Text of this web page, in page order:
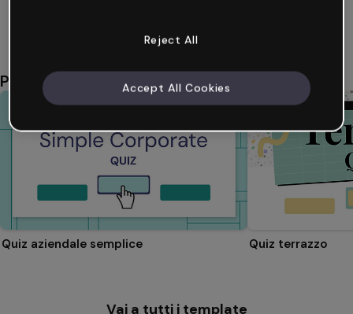
Potrebbe piacerti anche
Quiz aziendale semplice Quiz terrazzo
Vai a tutti i template
Reject All
Accept All Cookies